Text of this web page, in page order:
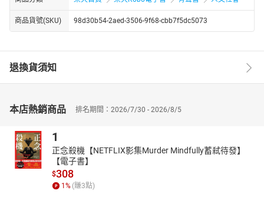
商品貨號(SKU) 98d30b54-2aed-3506-9f68-cbb7f5dc5073
退換貨須知
本店熱銷商品 排名期間：2026/7/30 - 2026/8/5
1
正念殺機【NETFLIX影集Murder Mindfully蓄弒待發】
【電子書】
$308
1 % (賺3點)